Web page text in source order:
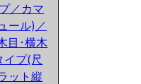
／カマ
ール)／
目･横木
イプ(尺
ット縦